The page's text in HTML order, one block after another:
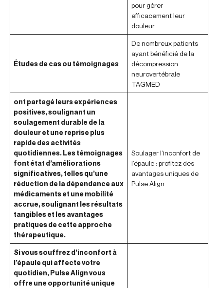
pour gérer
efficacement leur
douleur.
Études de cas ou témoignages
De nombreux patients
ayant bénéficié de la
décompression
neurovertébrale
TAGMED
ont partagé leurs expériences
positives, soulignant un
soulagement durable de la
douleur et une reprise plus
rapide des activités
quotidiennes. Les témoignages
font état d’améliorations
significatives, telles qu’une
réduction de la dépendance aux
médicaments et une mobilité
accrue, soulignant les résultats
tangibles et les avantages
pratiques de cette approche
thérapeutique.
Soulager l’inconfort de
l’épaule : profitez des
avantages uniques de
Pulse Align
Si vous souffrez d’inconfort à
l’épaule qui affecte votre
quotidien, Pulse Align vous
offre une opportunité unique